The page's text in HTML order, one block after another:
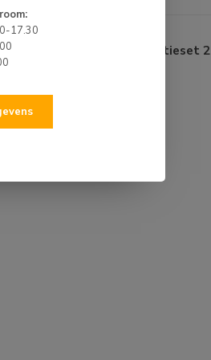
PVC Rubberboot Reparatieset 2
125 ml
17.30